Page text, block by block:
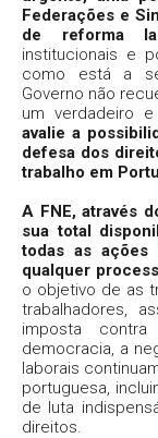
Federações e
de reforma
institucionais e
como está a
Governo não
um verdadeiro
avalie a
defesa dos
trabalho em
A FNE, através
sua total
todas as ações
qualquer
o objetivo de as
trabalhadores,
imposta
democracia, a
laborais
portuguesa,
de luta
direitos.